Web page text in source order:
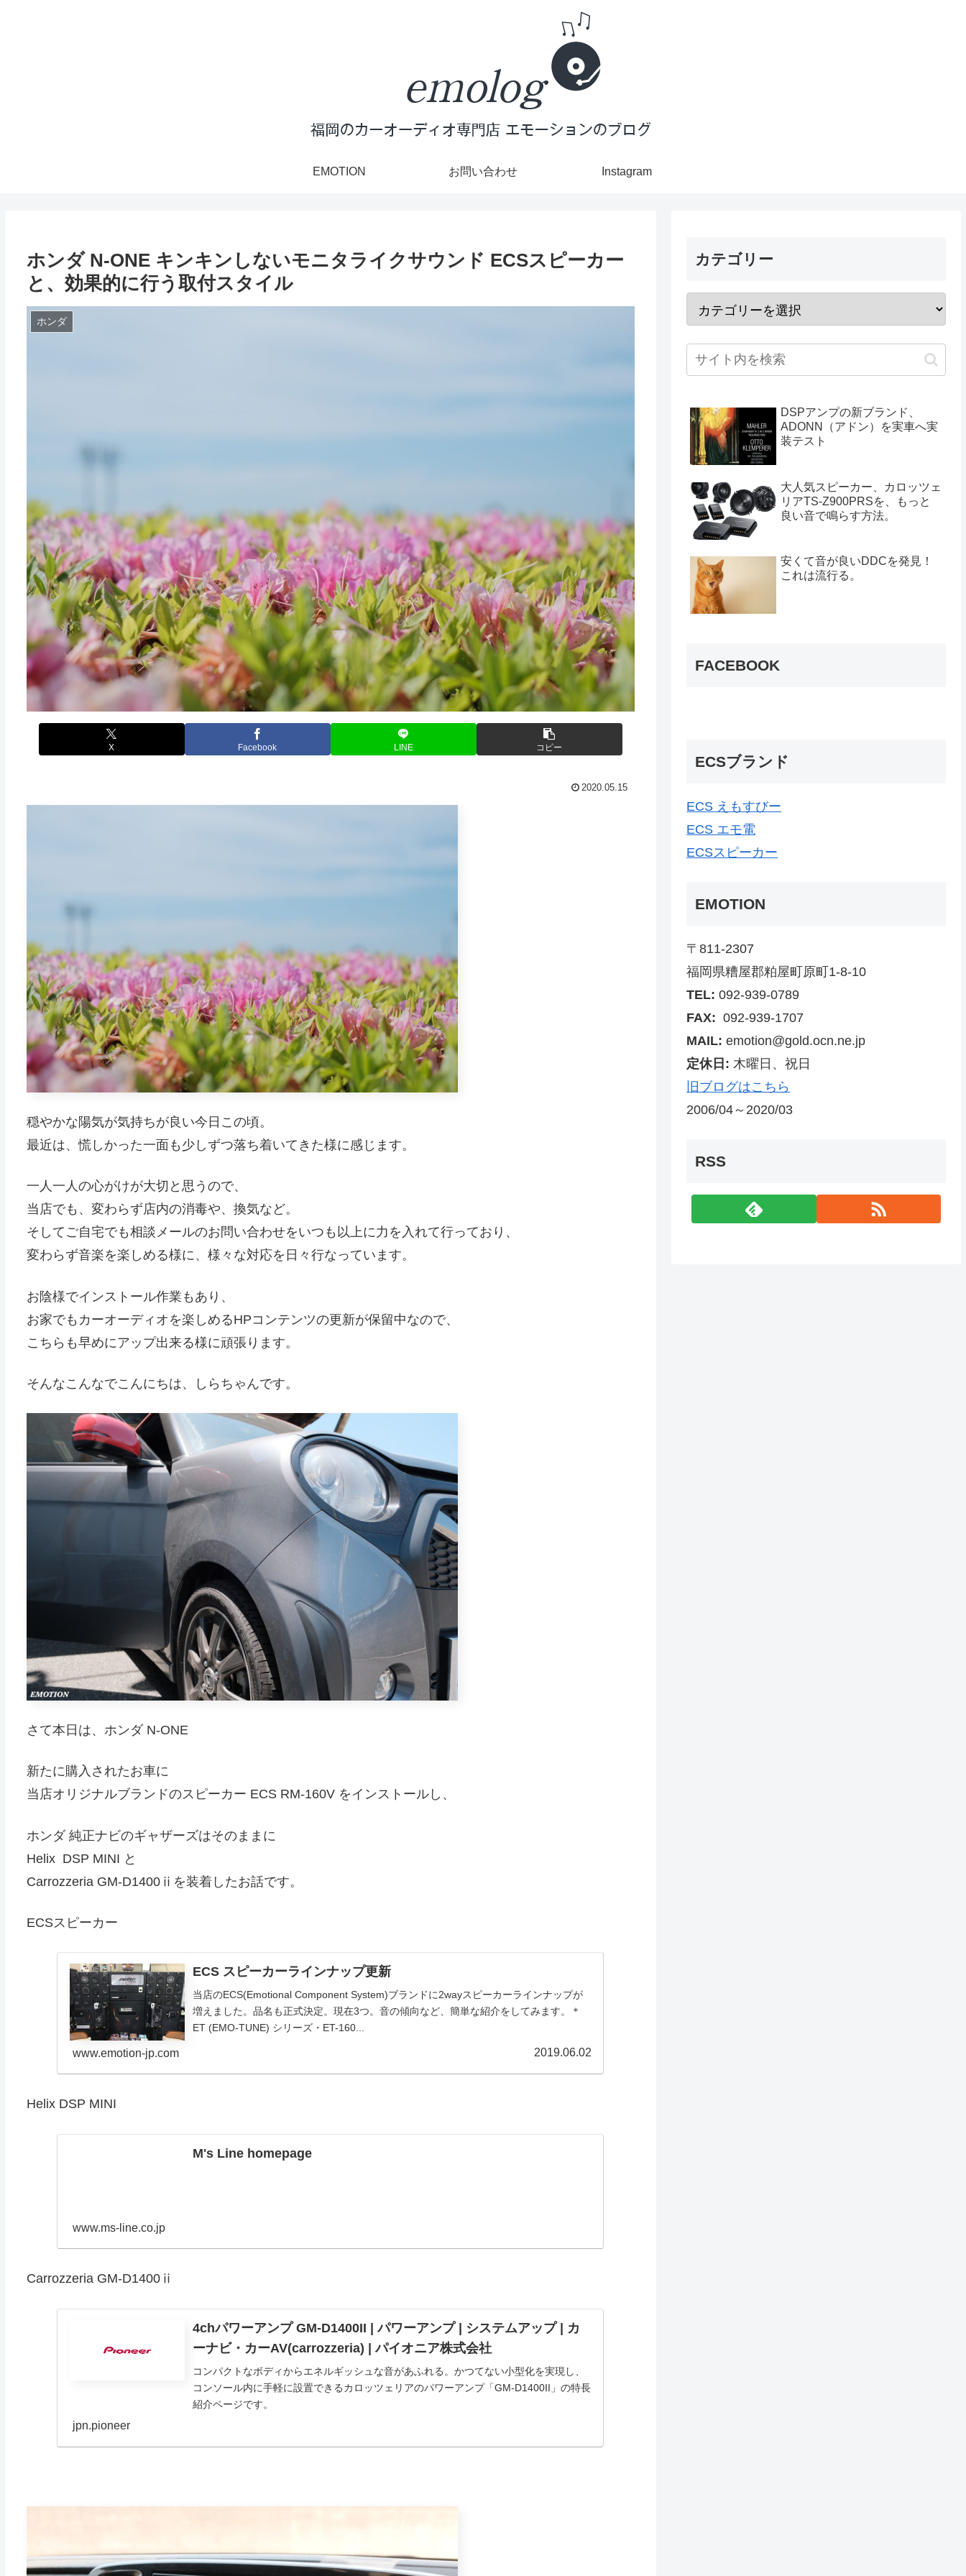
EMOTION お問い合わせ Instagram
ホンダ N-ONE キンキンしないモニタライクサウンド ECSスピーカー
と、効果的に行う取付スタイル
ホンダ
X Facebook LINE コピー
2020.05.15
穏やかな陽気が気持ちが良い今日この頃。
最近は、慌しかった一面も少しずつ落ち着いてきた様に感じます。
一人一人の心がけが大切と思うので、
当店でも、変わらず店内の消毒や、換気など。
そしてご自宅でも相談メールのお問い合わせをいつも以上に力を入れて行っており、
変わらず音楽を楽しめる様に、様々な対応を日々行なっています。
お陰様でインストール作業もあり、
お家でもカーオーディオを楽しめるHPコンテンツの更新が保留中なので、
こちらも早めにアップ出来る様に頑張ります。
そんなこんなでこんにちは、しらちゃんです。
さて本日は、ホンダ N-ONE
新たに購入されたお車に
当店オリジナルブランドのスピーカー ECS RM-160V をインストールし、
ホンダ 純正ナビのギャザーズはそのままに
Helix DSP MINI と
Carrozzeria GM-D1400ⅱを装着したお話です。
ECSスピーカー
ECS スピーカーラインナップ更新
当店のECS(Emotional Component System)ブランドに2wayスピーカーラインナップが
増えました。品名も正式決定。現在3つ。音の傾向など、簡単な紹介をしてみます。＊
ET (EMO-TUNE) シリーズ・ET-160...
www.emotion-jp.com 2019.06.02
Helix DSP MINI
M's Line homepage
www.ms-line.co.jp
Carrozzeria GM-D1400ⅱ
4chパワーアンプ GM-D1400II | パワーアンプ | システムアップ | カ
ーナビ・カーAV(carrozzeria) | パイオニア株式会社
コンパクトなボディからエネルギッシュな音があふれる。かつてない小型化を実現し、
コンソール内に手軽に設置できるカロッツェリアのパワーアンプ「GM-D1400II」の特長
紹介ページです。
jpn.pioneer
カテゴリー
DSPアンプの新ブランド、
ADONN（アドン）を実車へ実
装テスト
大人気スピーカー、カロッツェ
リアTS-Z900PRSを、もっと
良い音で鳴らす方法。
安くて音が良いDDCを発見！
これは流行る。
FACEBOOK
ECSブランド
ECS えもすびー
ECS エモ電
ECSスピーカー
EMOTION
〒811-2307
福岡県糟屋郡粕屋町原町1-8-10
TEL:092-939-0789
FAX: 092-939-1707
MAIL:emotion@gold.ocn.ne.jp
定休日:木曜日、祝日
旧ブログはこちら
2006/04～2020/03
RSS